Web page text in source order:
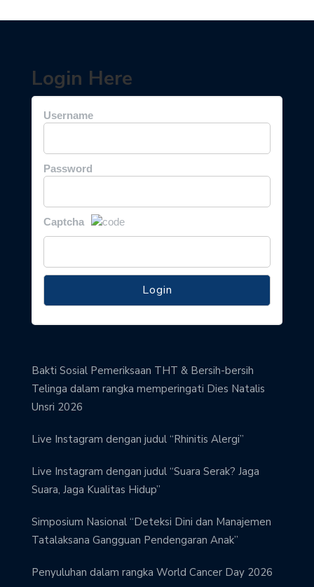
Login Here
Username
Password
Captcha
Bakti Sosial Pemeriksaan THT & Bersih-bersih
Telinga dalam rangka memperingati Dies Natalis
Unsri 2026
Live Instagram dengan judul “Rhinitis Alergi”
Live Instagram dengan judul “Suara Serak? Jaga
Suara, Jaga Kualitas Hidup”
Simposium Nasional “Deteksi Dini dan Manajemen
Tatalaksana Gangguan Pendengaran Anak”
Penyuluhan dalam rangka World Cancer Day 2026